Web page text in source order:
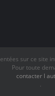
sur ce site
Pour toute
contacter l
.